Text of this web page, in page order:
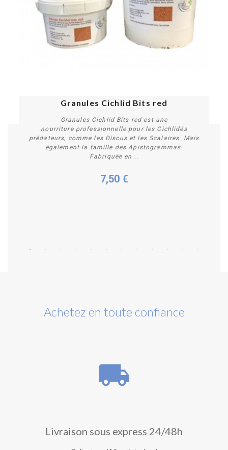
Personnaliser
Granules Cichlid Bits red
Granules Cichlid Bits red est une
nourriture professionnelle pour les Cichlidés
prédateurs, comme les Discus et les Scalaires. Mais
également la famille des Apistogrammas.
Fabriquée en...
7,50 €
Achetez en toute confiance
local_shipping
Livraison sous express 24/48h